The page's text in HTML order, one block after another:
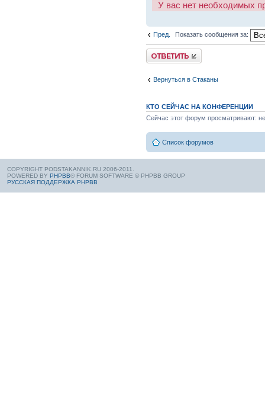
У вас нет необходимых
Пред. Показать сообщения за:
Вернуться в Стаканы
КТО СЕЙЧАС НА КОНФЕРЕНЦИИ
Сейчас этот форум просматривают:
Список форумов
COPYRIGHT PODSTAKANNIK.RU 2006-2011.
POWERED BY PHPBB® FORUM SOFTWARE © PHPBB GROUP
РУССКАЯ ПОДДЕРЖКА PHPBB